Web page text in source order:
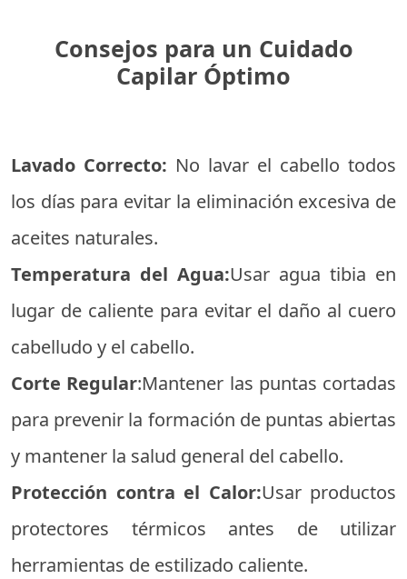
Consejos para un Cuidado
Capilar Óptimo
Lavado Correcto: No lavar el cabello todos
los días para evitar la eliminación excesiva de
aceites naturales.
Temperatura del Agua:Usar agua tibia en
lugar de caliente para evitar el daño al cuero
cabelludo y el cabello.
Corte Regular:Mantener las puntas cortadas
para prevenir la formación de puntas abiertas
y mantener la salud general del cabello.
Protección contra el Calor:Usar productos
protectores térmicos antes de utilizar
herramientas de estilizado caliente.